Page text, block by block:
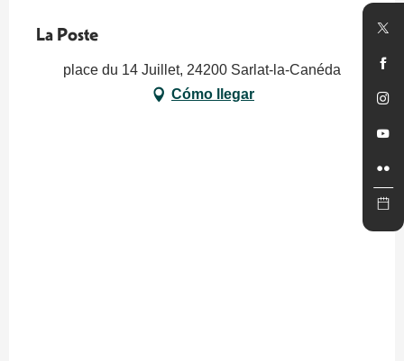
La Poste
place du 14 Juillet, 24200 Sarlat-la-Canéda
Cómo llegar